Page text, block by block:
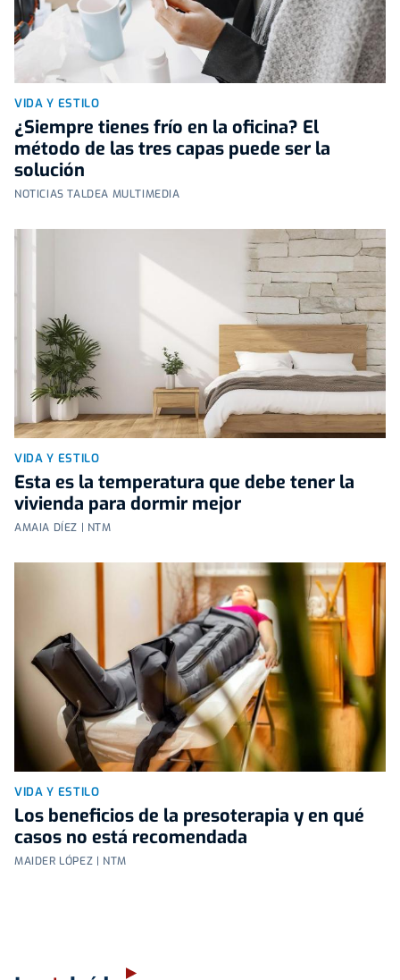
VIDA Y ESTILO
¿Siempre tienes frío en la oficina? El
método de las tres capas puede ser la
solución
NOTICIAS TALDEA MULTIMEDIA
VIDA Y ESTILO
Esta es la temperatura que debe tener la
vivienda para dormir mejor
AMAIA DÍEZ | NTM
VIDA Y ESTILO
Los beneficios de la presoterapia y en qué
casos no está recomendada
MAIDER LÓPEZ | NTM